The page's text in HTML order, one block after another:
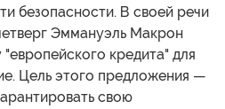
безопасности. В своей речи
Эммануэль Макрон
кредита" для
Цель этого предложения —
свою